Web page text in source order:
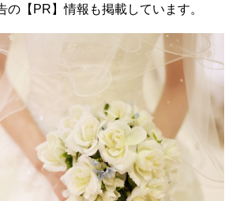
の【PR】情報も掲載しています。